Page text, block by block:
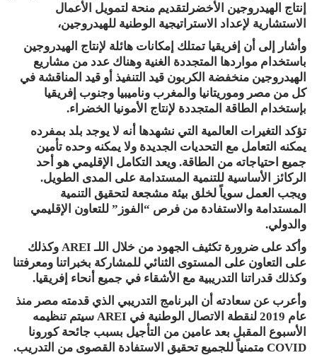
إنتاج الهيدروجين الأخضرلتقديم منحة لتمويل الأعمال
الاستشارية لإعداد الاستراتيجية الوطنية للهيدروجين،
وأشار إلى أن إفريقيا تمتلك إمكانات هائلة لإنتاج الهيدروجين
باستخدام مواردها المتجددة الغنية وهناك عدد من مشاريع
الهيدروجين منخفضة الكربون قيد التنفيذ أو قيد المناقشة في
كل من مصر وموريتانيا والمغرب وناميبيا وجنوب إفريقيا
بإستخدام الطاقة المتجددة لإنتاج الأمونيا الخضراء.
تؤكد التغيرات العالمية التي نشهدها أنه لا يوجد بلد بمفرده
يمكنه التعامل مع التحديات الجديدة ولا يمكنه وحده تأمين
جميع احتياجاته من الطاقة. ويعد التكامل الإقليمي هو أحد
الركائز الأساسية للتنمية المستدامة على المدى الطويل.
ويجب العمل سوياً لخلق بيئة مشجعة لتحقيق التنمية
المستدامة والاستفادة من فرص “الفوز” للتعاون الإقليمي
والدولي.
وأكد على ضرورة تكثيف الجهود من خلال اللـ AREI وكذلك
على التعاون على المستوى الثنائي للمشاركة بخبراتنا ومعرفتنا
وكذلك قدراتنا التدريبية مع الأشقاء في جميع أنحاء إفريقيا.
وأعرب عن سعادته أن البرنامج التدريبي الذي قدمته مصر منذ
عام 2019 لنقطة الاتصال الوطنية في AREI سيتم تنظيمه
الأسبوع المقبل بعد عامين من التأجيل بسبب جائحة كورونا
COVID متمنياً للجميع تحقيق الاستفادة القصوى من التدريب.